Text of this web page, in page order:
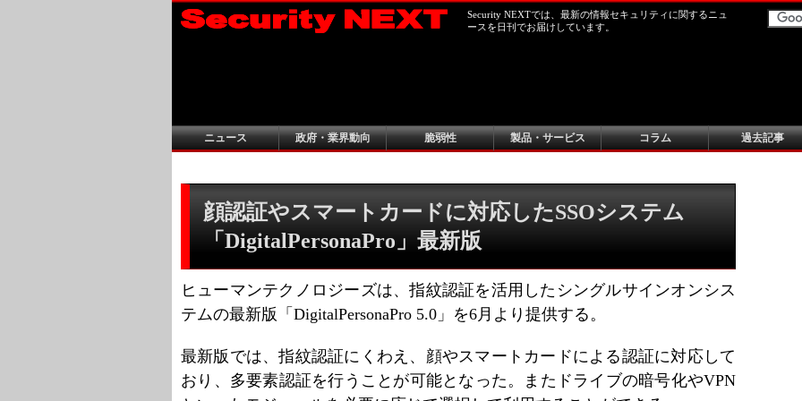
Security NEXTでは、最新の情報セキュリティに関するニュ
ースを日刊でお届けしています。
ニュース 政府・業界動向 脆弱性 製品・サービス コラム 過去記事
顔認証やスマートカードに対応したSSOシステム
「DigitalPersonaPro」最新版
ヒューマンテクノロジーズは、指紋認証を活用したシングルサインオンシス
テムの最新版「DigitalPersonaPro 5.0」を6月より提供する。
最新版では、指紋認証にくわえ、顔やスマートカードによる認証に対応して
おり、多要素認証を行うことが可能となった。またドライブの暗号化やVPN